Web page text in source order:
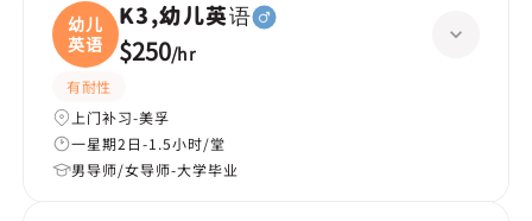
幼儿
英语
K3,幼儿英语
$250/hr
有耐性
上门补习-美孚
一星期2日-1.5小时/堂
男导师/女导师-大学毕业